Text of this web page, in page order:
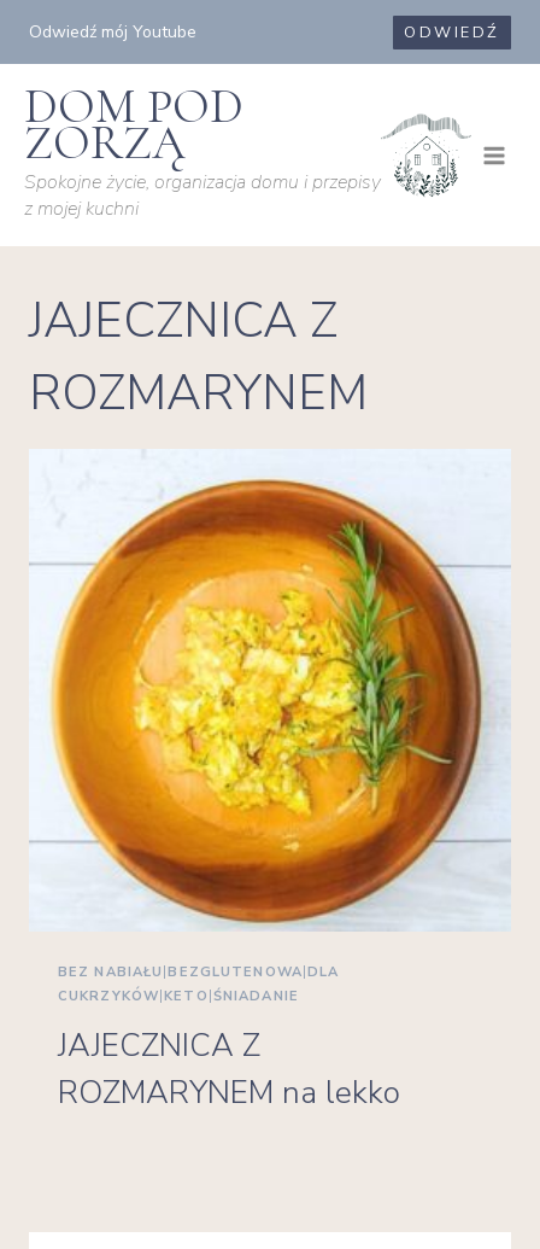
Odwiedź mój Youtube ODWIEDŹ
DOM POD
ZORZĄ
Spokojne życie, organizacja domu i przepisy
z mojej kuchni
JAJECZNICA Z
ROZMARYNEM
BEZ NABIAŁU |BEZGLUTENOWA |DLA
CUKRZYKÓW |KETO ŚNIADANIE
JAJECZNICA Z
ROZMARYNEM na lekko